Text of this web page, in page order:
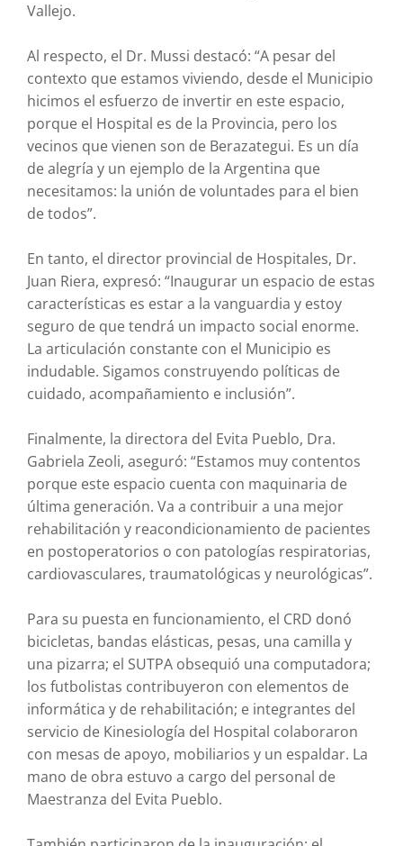
Vallejo.
Al respecto, el Dr. Mussi destacó: “A pesar del
contexto que estamos viviendo, desde el Municipio
hicimos el esfuerzo de invertir en este espacio,
porque el Hospital es de la Provincia, pero los
vecinos que vienen son de Berazategui. Es un día
de alegría y un ejemplo de la Argentina que
necesitamos: la unión de voluntades para el bien
de todos”.
En tanto, el director provincial de Hospitales, Dr.
Juan Riera, expresó: “Inaugurar un espacio de estas
características es estar a la vanguardia y estoy
seguro de que tendrá un impacto social enorme.
La articulación constante con el Municipio es
indudable. Sigamos construyendo políticas de
cuidado, acompañamiento e inclusión”.
Finalmente, la directora del Evita Pueblo, Dra.
Gabriela Zeoli, aseguró: “Estamos muy contentos
porque este espacio cuenta con maquinaria de
última generación. Va a contribuir a una mejor
rehabilitación y reacondicionamiento de pacientes
en postoperatorios o con patologías respiratorias,
cardiovasculares, traumatológicas y neurológicas”.
Para su puesta en funcionamiento, el CRD donó
bicicletas, bandas elásticas, pesas, una camilla y
una pizarra; el SUTPA obsequió una computadora;
los futbolistas contribuyeron con elementos de
informática y de rehabilitación; e integrantes del
servicio de Kinesiología del Hospital colaboraron
con mesas de apoyo, mobiliarios y un espaldar. La
mano de obra estuvo a cargo del personal de
Maestranza del Evita Pueblo.